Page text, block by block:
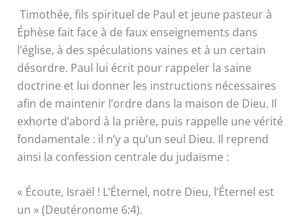
Timothée, fils spirituel de Paul et jeune pasteur à
Éphèse fait face à de faux enseignements dans
l’église, à des spéculations vaines et à un certain
désordre. Paul lui écrit pour rappeler la saine
doctrine et lui donner les instructions nécessaires
afin de maintenir l’ordre dans la maison de Dieu. Il
exhorte d’abord à la prière, puis rappelle une vérité
fondamentale : il n’y a qu’un seul Dieu. Il reprend
ainsi la confession centrale du judaïsme :
« Écoute, Israël ! L’Éternel, notre Dieu, l’Éternel est
un » (Deutéronome 6:4).